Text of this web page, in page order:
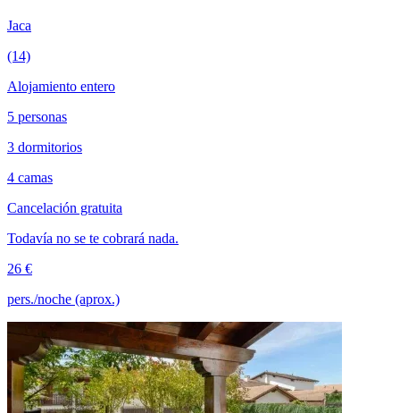
Jaca
(14)
Alojamiento entero
5 personas
3 dormitorios
4 camas
Cancelación gratuita
Todavía no se te cobrará nada.
26 €
pers./noche (aprox.)